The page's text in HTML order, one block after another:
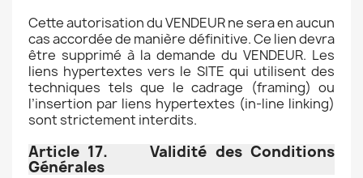
Cette autorisation du VENDEUR ne sera en aucun
cas accordée de manière définitive. Ce lien devra
être supprimé à la demande du VENDEUR. Les
liens hypertextes vers le SITE qui utilisent des
techniques tels que le cadrage (framing) ou
l’insertion par liens hypertextes (in-line linking)
sont strictement interdits.
Article 17. Validité des Conditions
Générales